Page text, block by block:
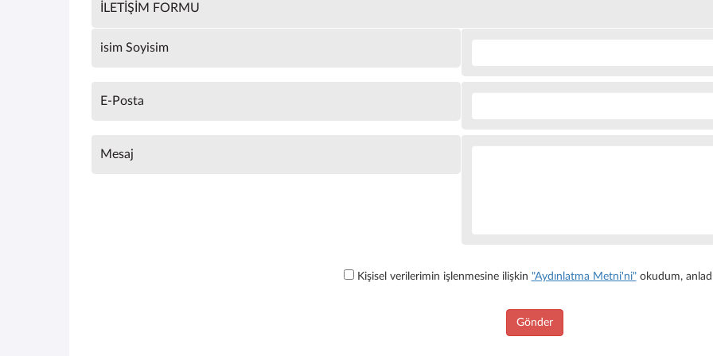
İLETİŞİM FORMU
isim Soyisim
E-Posta
Mesaj
Kişisel verilerimin işlenmesine ilişkin "Aydınlatma Metni'ni"okudum,